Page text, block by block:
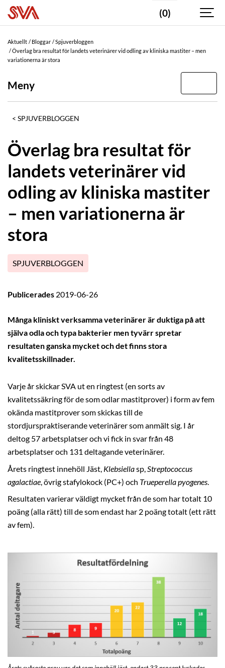
(0)
Aktuellt Bloggar
Spjuverbloggen
Överlag bra resultat för landets veterinärer vid odling av kliniska mastiter – men
variationerna är stora
Meny
SPJUVERBLOGGEN
Överlag bra resultat för
landets veterinärer vid
odling av kliniska mastiter
– men variationerna är
stora
SPJUVERBLOGGEN
Publicerades 2019-06-26
Många kliniskt verksamma veterinärer är duktiga på att
själva odla och typa bakterier men tyvärr spretar
resultaten ganska mycket och det finns stora
kvalitetsskillnader.
Varje år skickar SVA ut en ringtest (en sorts av
kvalitetssäkring för de som odlar mastitprover) i form av fem
okända mastitprover som skickas till de
stordjurspraktiserande veterinärer som anmält sig. I år
deltog 57 arbetsplatser och vi fick in svar från 48
arbetsplatser och 131 deltagande veterinärer.
Årets ringtest innehöll Jäst, Klebsiellasp,Streptococcus
agalactiae, övrig stafylokock (PC+) och Trueperella pyogenes.
Resultaten varierar väldigt mycket från de som har totalt 10
poäng (alla rätt) till de som endast har 2 poäng totalt (ett rätt
av fem).